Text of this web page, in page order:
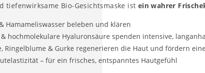
tiefenwirksame Bio-Gesichtsmaske ist ein wahrer
Hamameliswasser beleben und klären
hochmolekulare Hyaluronsäure spenden intensive,
Ringelblume & Gurke regenerieren die Haut und fördern
– für ein frisches, entspanntes Hautgefühl